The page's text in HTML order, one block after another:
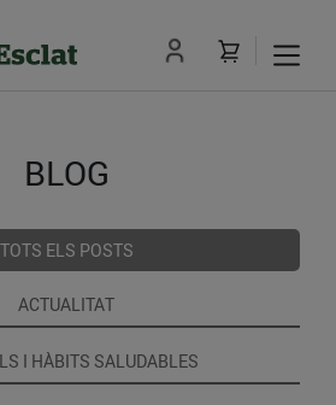
BLOG
TOTS ELS POSTS
ACTUALITAT
I HÀBITS SALUDABLES